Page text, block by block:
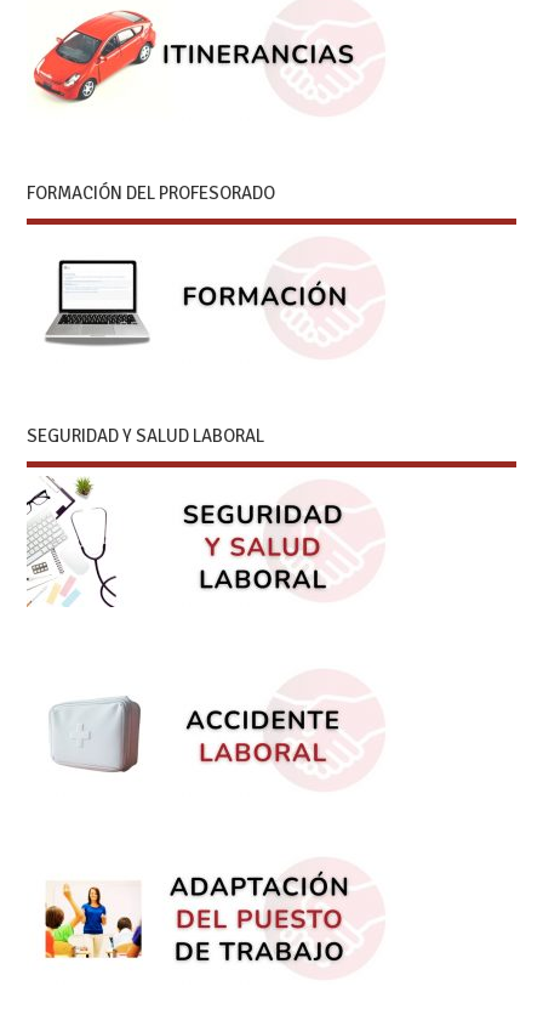
FORMACIÓN DEL PROFESORADO
SEGURIDAD Y SALUD LABORAL